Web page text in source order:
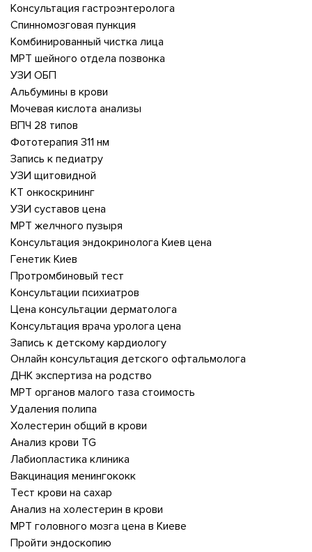
Консультация гастроэнтеролога
Спинномозговая пункция
Комбинированный чистка лица
МРТ шейного отдела позвонка
УЗИ ОБП
Альбумины в крови
Мочевая кислота анализы
ВПЧ 28 типов
Фототерапия 311 нм
Запись к педиатру
УЗИ щитовидной
КТ онкоскрининг
УЗИ суставов цена
МРТ желчного пузыря
Консультация эндокринолога Киев цена
Генетик Киев
Протромбиновый тест
Консультации психиатров
Цена консультации дерматолога
Консультация врача уролога цена
Запись к детскому кардиологу
Онлайн консультация детского офтальмолога
ДНК экспертиза на родство
МРТ органов малого таза стоимость
Удаления полипа
Холестерин общий в крови
Анализ крови TG
Лабиопластика клиника
Вакцинация менингококк
Тест крови на сахар
Анализ на холестерин в крови
МРТ головного мозга цена в Киеве
Пройти эндоскопию